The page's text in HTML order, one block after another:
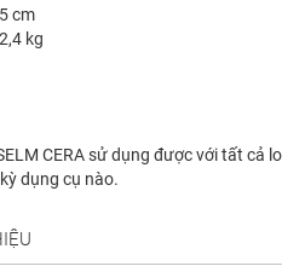
cm
kg
CERA sử dụng được với tất cả
dụng cụ nào.